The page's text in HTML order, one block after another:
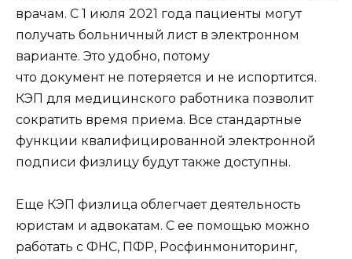
врачам. С 1 июля 2021 года пациенты могут
получать больничный лист в электронном
варианте. Это удобно, потому
что документ не потеряется и не испортится.
КЭП для медицинского работника позволит
сократить время приема. Все стандартные
функции квалифицированной электронной
подписи физлицу будут также доступны.
Еще КЭП физлица облегчает деятельность
юристам и адвокатам. С ее помощью можно
работать с ФНС, ПФР, Росфинмониторинг,